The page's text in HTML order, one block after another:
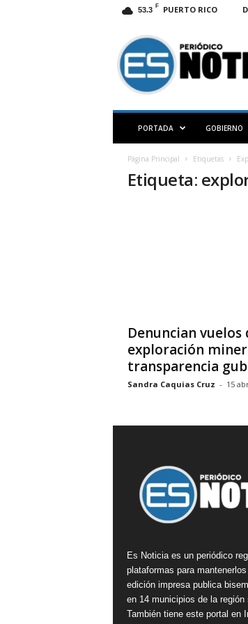
53.3 F PUERTO RICO
S
N
O
PORTADA GOBIERNO
Página Principal Etiquetas
Etiqueta:
Denuncian vuelos
exploración
transparencia
Sandra Caquias Cruz - 15
Es Noticia es un periódico
plataformas para
edición impresa publica
en 14 municipios de la región
También tiene este portal en